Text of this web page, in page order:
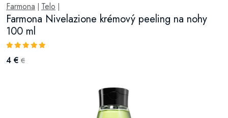
Farmona Telo
Farmona Nivelazione krémový peeling na nohy
100 ml
4 € €